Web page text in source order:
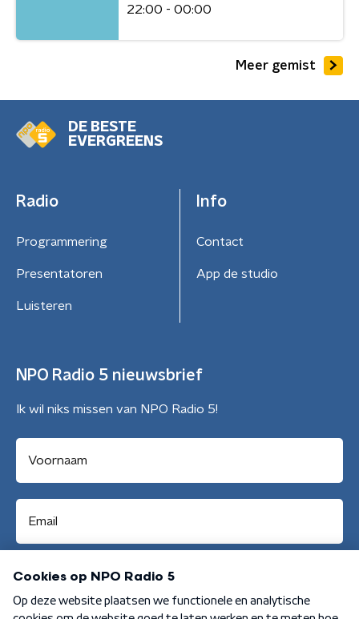
22:00 - 00:00
Meer gemist
DE BESTE
EVERGREENS
Radio
Programmering
Presentatoren
Luisteren
Info
Contact
App de studio
NPO Radio 5 nieuwsbrief
Ik wil niks missen van NPO Radio 5!
Aanmelden